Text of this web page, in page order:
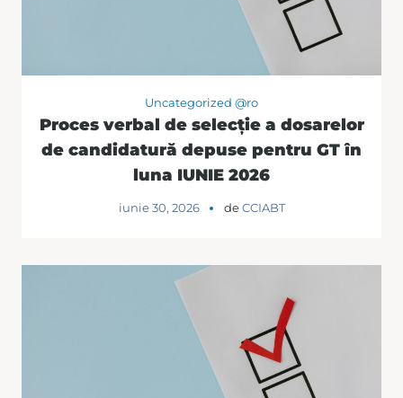
Uncategorized @ro
Proces verbal de selecție a dosarelor
de candidatură depuse pentru GT în
luna IUNIE 2026
iunie 30, 2026 deCCIABT